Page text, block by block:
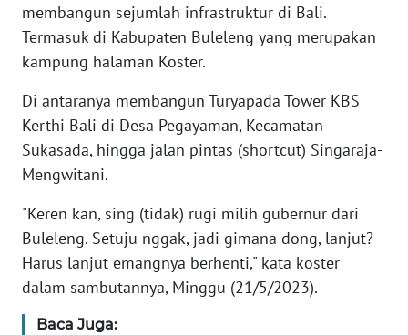
membangun sejumlah infrastruktur di Bali.
Termasuk di Kabupaten Buleleng yang merupakan
kampung halaman Koster.
Di antaranya membangun Turyapada Tower KBS
Kerthi Bali di Desa Pegayaman, Kecamatan
Sukasada, hingga jalan pintas (shortcut) Singaraja-
Mengwitani.
"Keren kan, sing (tidak) rugi milih gubernur dari
Buleleng. Setuju nggak, jadi gimana dong, lanjut?
Harus lanjut emangnya berhenti," kata koster
dalam sambutannya, Minggu (21/5/2023).
Baca Juga:
WN
JABAR
BANTEN
WN
NTT
WN
KEPRI
WN